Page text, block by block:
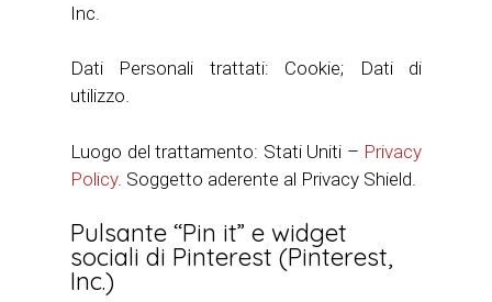
Inc.
Dati Personali trattati: Cookie; Dati di
utilizzo.
Luogo del trattamento: Stati Uniti – Privacy
Policy. Soggetto aderente al Privacy Shield.
Pulsante “Pin it” e widget
sociali di Pinterest (Pinterest,
Inc.)